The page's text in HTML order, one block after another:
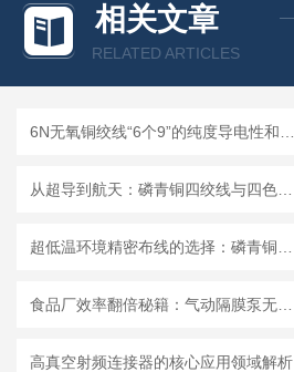
相关文章
RELATED ARTICLES
高真空射频连接器的核心应用领域解析